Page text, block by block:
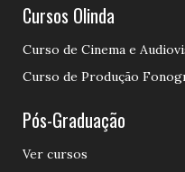
Cursos Olinda
Curso de Cinema e
Curso de Produção
Pós-Graduação
Ver cursos